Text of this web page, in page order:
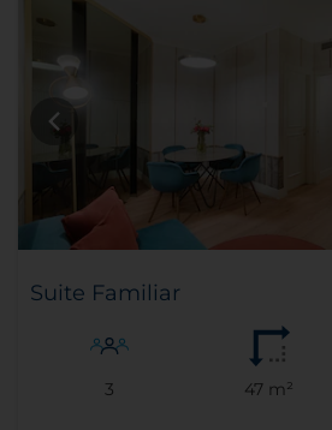
Suite Familiar
3 47 m²